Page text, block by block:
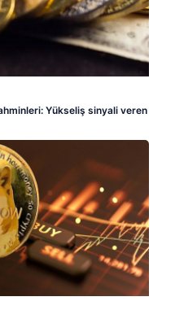
Yükseliş sinyali veren